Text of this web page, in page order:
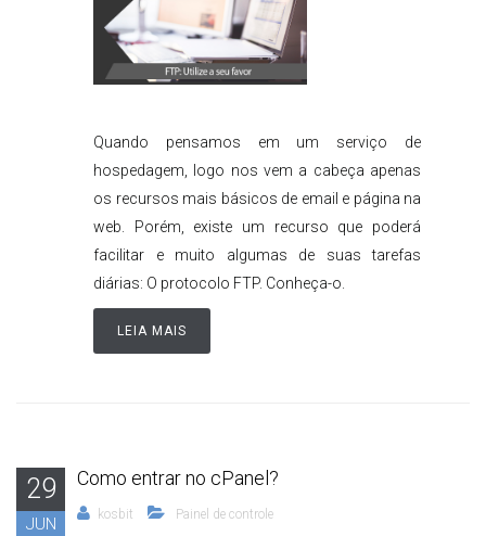
Quando pensamos em um serviço de
hospedagem, logo nos vem a cabeça apenas
os recursos mais básicos de email e página na
web. Porém, existe um recurso que poderá
facilitar e muito algumas de suas tarefas
diárias: O protocolo FTP. Conheça-o.
LEIA MAIS
29
JUN
Como entrar no cPanel?
kosbit Painel de controle